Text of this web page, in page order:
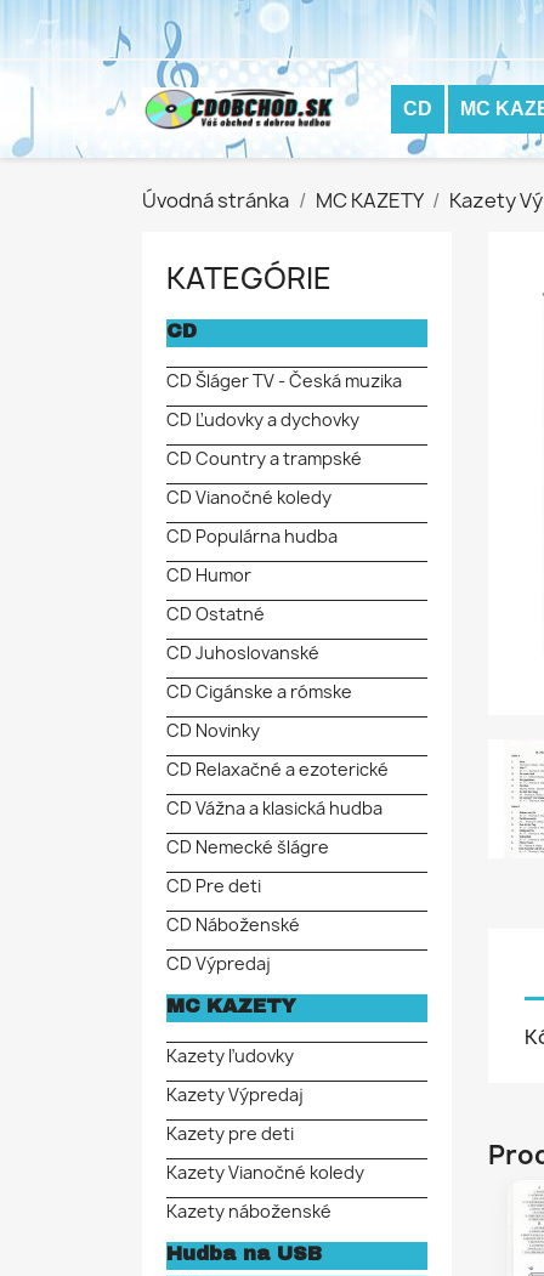
CD MC
Úvodná stránka MC KAZETY Kazety
KATEGÓRIE
CD
CD Šláger TV - Česká muzika
CD Ľudovky a dychovky
CD Country a trampské
CD Vianočné koledy
CD Populárna hudba
CD Humor
CD Ostatné
CD Juhoslovanské
CD Cigánske a rómske
CD Novinky
CD Relaxačné a ezoterické
CD Vážna a klasická hudba
CD Nemecké šlágre
CD Pre deti
CD Náboženské
CD Výpredaj
MC KAZETY
Kazety ľudovky
Kazety Výpredaj
Kazety pre deti
Kazety Vianočné koledy
Kazety náboženské
Hudba na USB